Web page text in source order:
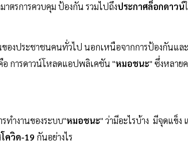
าตรการควบคุม ป้องกัน รวมไปถึงประกาศล็อกดาวน์
ของประชาชนคนทั่วไป นอกเหนือจากการป้องกันแ
การดาวน์โหลดแอปพลิเคชัน "หมอชนะ" ซึ่งหลาย
ทำงานของระบบ"หมอชนะ" ว่ามีอะไรบ้าง มีจุดแข็
โควิด-19 กันอย่างไร